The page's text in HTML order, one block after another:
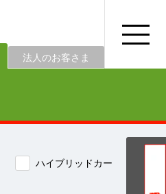
法人のお客さま
ハイブリッドカー